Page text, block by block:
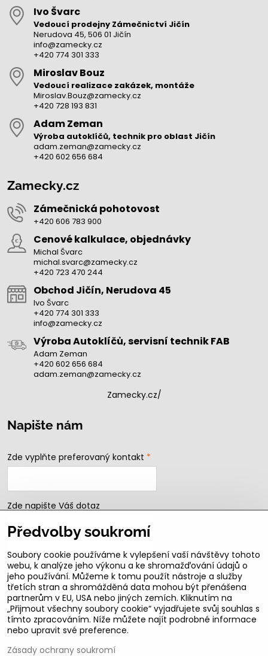
Ivo Švarc
Vedoucí prodejny Zámečnictví Jičín
Nerudova 45, 506 01 Jičín
info@zamecky.cz
+420 774 301 333
Miroslav Bouz
Vedoucí realizace zakázek, montáže
Miroslav.Bouz@zamecky.cz
+420 728 193 831
Adam Zeman
Výroba autoklíčů, technik pro oblast Jičín
adam.zeman@zamecky.cz
+420 602 656 684
Zamecky.cz
Zámečnická pohotovost
+420 606 783 900
Cenové kalkulace, objednávky
Michal Švarc
michal.svarc@zamecky.cz
+420 723 470 244
Obchod Jičín, Nerudova 45
Ivo Švarc
+420 774 301 333
info@zamecky.cz
Výroba Autoklíčů, servisní technik FAB
Adam Zeman
+420 602 656 684
adam.zeman@zamecky.cz
Zamecky.cz/
Napište nám
Zde vyplňte preferovaný kontakt *
Zde napište Váš dotaz
Odeslat
B2b podmínky pro registrované partnery
Předvolby soukromí
Soubory cookie používáme k vylepšení vaší návštěvy tohoto
webu, k analýze jeho výkonu a ke shromažďování údajů o
jeho používání. Můžeme k tomu použít nástroje a služby
třetích stran a shromážděná data mohou být přenášena
partnerům v EU, USA nebo jiných zemích. Kliknutím na
„Přijmout všechny soubory cookie“ vyjadřujete svůj souhlas s
tímto zpracováním. Níže můžete najít podrobné informace
nebo upravit své preference.
Zásady ochrany soukromí